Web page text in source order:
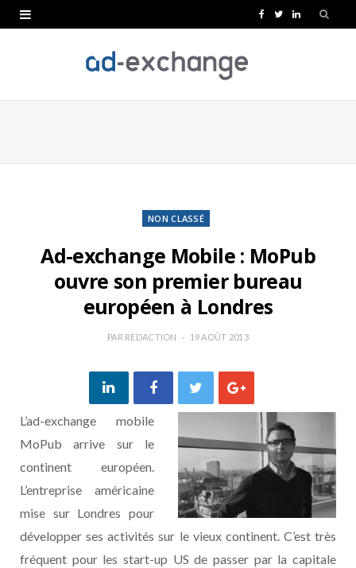
e
T
t
L
k
NON CLASSÉ
Ad-exchange Mobile : MoPub
ouvre son premier bureau
européen à Londres
PAR REDACTION 19 AOÛT 2013
L’ad-exchange mobile
MoPub arrive sur le
continent européen.
L’entreprise américaine
mise sur Londres pour
développer ses activités sur le vieux continent. C’est très
fréquent pour les start-up US de passer par la capitale